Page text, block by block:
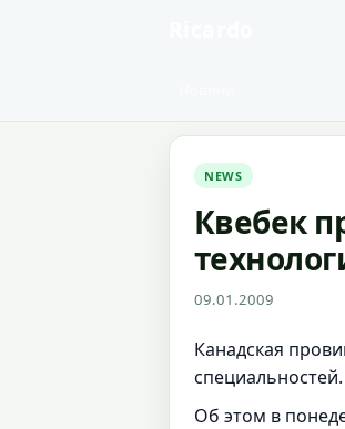
NEWS
Квебек
09.01.2009
Канадская
Об этом в